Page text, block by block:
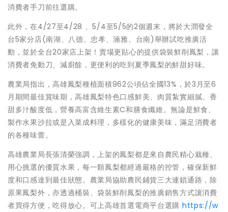
消費者手刀前往選購。
此外，在4/27至4/28 、5/4至5/5的2個週末，將於大潤發全
台5家分店(南湖、八德、忠孝、湳雅、台南)舉辦試吃推廣活
動，並於全台20家店上架！賣場更貼心的提供袋裝鮮削鳳梨，讓
消費者免動刀、減廚餘，更便利的吃到夏季鳳梨的鮮甜好味。
農業局指出，高雄鳳梨種植面積962公頃佔全國13%，於3月至6
月期間最佳賞味期，高雄鳳梨特色口感鮮美、肉質紮實細膩、香
甜多汁酸度低，營養高富含維生素C和膳食纖維。無論是鮮食、
製作水果沙拉或是入菜成料理，多樣化的健康美味，滿足消費者
的各種味蕾。
高雄農業局長張清榮強調，上架的鳳梨都是來自農民精心栽種、
用心挑選的優質水果，每一顆鳳梨都經過嚴格的控管，確保新鮮
度和口感達到最佳狀態。農業局協助農民鋪貨三大連鎖通路，除
原果鳳梨外，亦透過桶裝、袋裝鮮削鳳梨的推廣銷售方式讓消費
者買得方便，吃得放心。可上高雄首選電商平台選購 https://w